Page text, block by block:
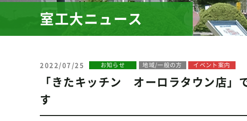
室工大ニュース
2022/07/25 お知らせ 地域/一般の方 イベント案内
「きたキッチン オーロラタウン店」
す